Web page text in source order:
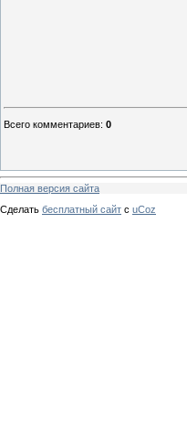
Всего комментариев: 0
Полная версия сайта
Сделать бесплатный сайт с uCoz